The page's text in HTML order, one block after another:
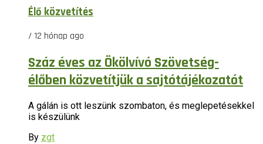
Élő közvetítés
/ 12 hónap ago
Száz éves az Ökölvívó Szövetség-
élőben közvetítjük a sajtótájékozatót
A gálán is ott leszünk szombaton, és meglepetésekkel
is készülünk
By zgt